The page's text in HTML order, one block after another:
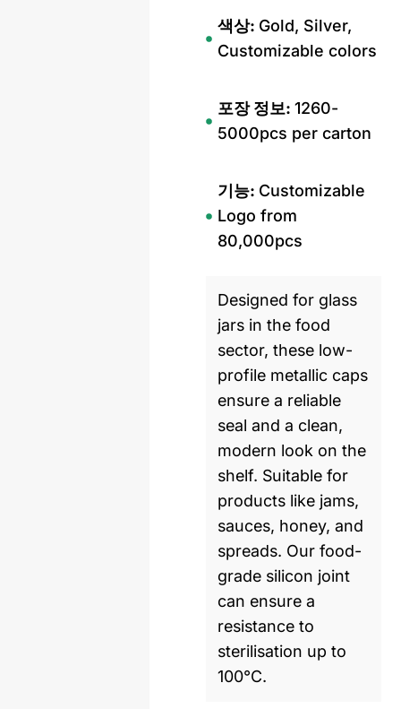
색상: Gold, Silver,
Customizable colors
포장 정보:1260-
5000pcs per carton
기능: Customizable
Logo from
80,000pcs
Designed for glass
jars in the food
sector, these low-
profile metallic caps
ensure a reliable
seal and a clean,
modern look on the
shelf. Suitable for
products like jams,
sauces, honey, and
spreads. Our food-
grade silicon joint
can ensure a
resistance to
sterilisation up to
100°C.